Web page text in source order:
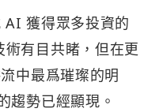
獲得眾多投資的
有目共睹，但在更
中最爲璀璨的明
趨勢已經顯現。